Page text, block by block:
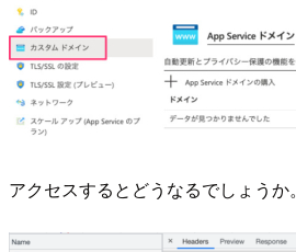
アクセスするとどうなるでしょうか。